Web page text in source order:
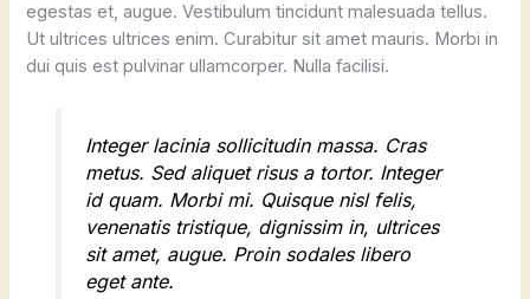
egestas et, augue. Vestibulum tincidunt malesuada tellus.
Ut ultrices ultrices enim. Curabitur sit amet mauris. Morbi in
dui quis est pulvinar ullamcorper. Nulla facilisi.
Integer lacinia sollicitudin massa. Cras
metus. Sed aliquet risus a tortor. Integer
id quam. Morbi mi. Quisque nisl felis,
venenatis tristique, dignissim in, ultrices
sit amet, augue. Proin sodales libero
eget ante.